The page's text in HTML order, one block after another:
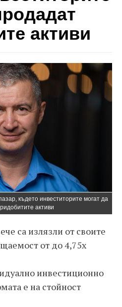
активи
където инвеститорите могат да
активи
са излязли от своите
от до4,75x
инвестиционно
е на стойност